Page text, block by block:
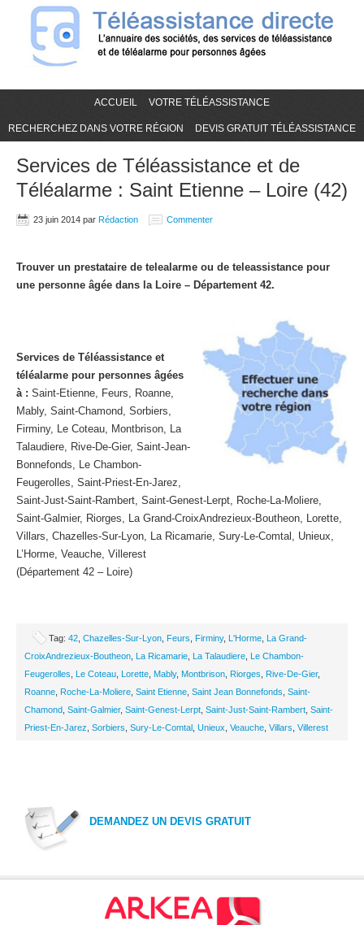
ACCUEIL VOTRE TÉLÉASSISTANCE
RECHERCHEZ DANS VOTRE RÉGION DEVIS GRATUIT TÉLÉASSISTANCE
Services de Téléassistance et de
Téléalarme : Saint Etienne – Loire (42)
23 juin 2014 par Rédaction Commenter
Trouver un prestataire de telealarme ou de teleassistance pour
une personne âgée dans la Loire – Département 42.
Services de Téléassistance et
téléalarme pour personnes âgées
à : Saint-Etienne, Feurs, Roanne,
Mably, Saint-Chamond, Sorbiers,
Firminy, Le Coteau, Montbrison, La
Talaudiere, Rive-De-Gier, Saint-Jean-
Bonnefonds, Le Chambon-
Feugerolles, Saint-Priest-En-Jarez,
Saint-Just-Saint-Rambert, Saint-Genest-Lerpt, Roche-La-Moliere,
Saint-Galmier, Riorges, La Grand-CroixAndrezieux-Boutheon, Lorette,
Villars, Chazelles-Sur-Lyon, La Ricamarie, Sury-Le-Comtal, Unieux,
L’Horme, Veauche, Villerest
(Département 42 – Loire)
Tag: 42 Chazelles-Sur-Lyon Feurs Firminy, L'Horme La Grand-
CroixAndrezieux-Boutheon La Ricamarie La Talaudiere Le Chambon-
Feugerolles
Le Coteau Lorette Mably, Montbrison Riorges Rive-De-Gier,
Roanne Roche-La-Moliere Saint Etienne Saint Jean Bonnefonds Saint-
Chamond Saint-Galmier, Saint-Genest-Lerpt Saint-Just-Saint-Rambert Saint-
Priest-En-Jarez Sorbiers Sury-Le-Comtal Unieux Veauche Villars Villerest
DEMANDEZ UN DEVIS GRATUIT